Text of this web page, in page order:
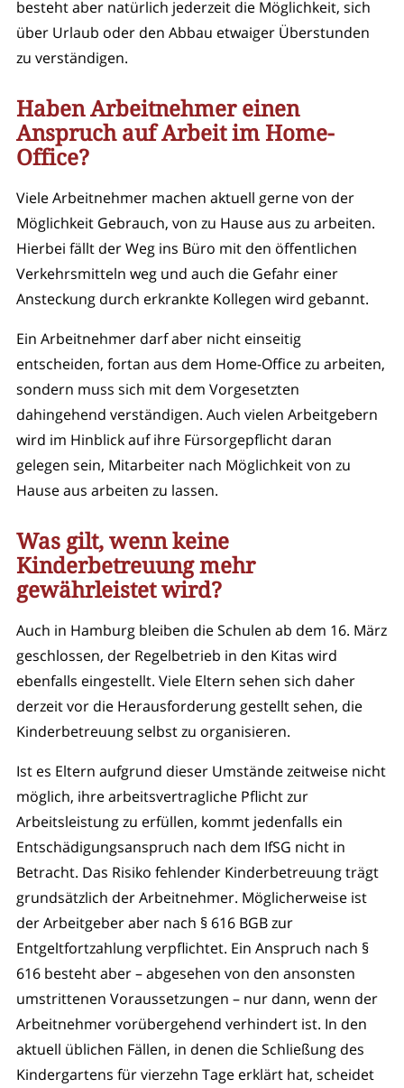
besteht aber natürlich jederzeit die Möglichkeit, sich
über Urlaub oder den Abbau etwaiger Überstunden
zu verständigen.
Haben Arbeitnehmer einen
Anspruch auf Arbeit im Home-
Office?
Viele Arbeitnehmer machen aktuell gerne von der
Möglichkeit Gebrauch, von zu Hause aus zu arbeiten.
Hierbei fällt der Weg ins Büro mit den öffentlichen
Verkehrsmitteln weg und auch die Gefahr einer
Ansteckung durch erkrankte Kollegen wird gebannt.
Ein Arbeitnehmer darf aber nicht einseitig
entscheiden, fortan aus dem Home-Office zu arbeiten,
sondern muss sich mit dem Vorgesetzten
dahingehend verständigen. Auch vielen Arbeitgebern
wird im Hinblick auf ihre Fürsorgepflicht daran
gelegen sein, Mitarbeiter nach Möglichkeit von zu
Hause aus arbeiten zu lassen.
Was gilt, wenn keine
Kinderbetreuung mehr
gewährleistet wird?
Auch in Hamburg bleiben die Schulen ab dem 16. März
geschlossen, der Regelbetrieb in den Kitas wird
ebenfalls eingestellt. Viele Eltern sehen sich daher
derzeit vor die Herausforderung gestellt sehen, die
Kinderbetreuung selbst zu organisieren.
Ist es Eltern aufgrund dieser Umstände zeitweise nicht
möglich, ihre arbeitsvertragliche Pflicht zur
Arbeitsleistung zu erfüllen, kommt jedenfalls ein
Entschädigungsanspruch nach dem IfSG nicht in
Betracht. Das Risiko fehlender Kinderbetreuung trägt
grundsätzlich der Arbeitnehmer. Möglicherweise ist
der Arbeitgeber aber nach § 616 BGB zur
Entgeltfortzahlung verpflichtet. Ein Anspruch nach §
616 besteht aber – abgesehen von den ansonsten
umstrittenen Voraussetzungen – nur dann, wenn der
Arbeitnehmer vorübergehend verhindert ist. In den
aktuell üblichen Fällen, in denen die Schließung des
Kindergartens für vierzehn Tage erklärt hat, scheidet